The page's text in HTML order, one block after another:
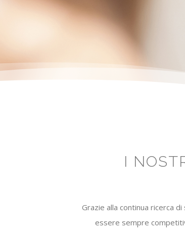
I
Grazie alla continua ricerca
essere sempre